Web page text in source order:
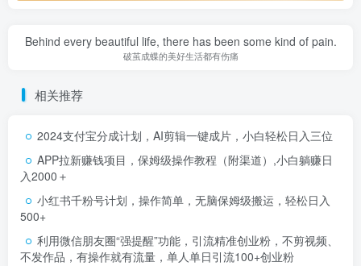
Behind every beautiful life, there has been some kind of pain.
破茧成蝶的美好生活都有伤痛
相关推荐
2024支付宝分成计划，AI剪辑一键成片，小白轻松日入三位
APP拉新赚钱项目，保姆级操作教程（附渠道）,小白躺赚日
入2000＋
小红书千粉号计划，操作简单，无脑保姆级搬运，轻松日入
500+
利用微信朋友圈“强提醒”功能，引流精准创业粉，不剪视频、
不发作品，有操作就有流量，单人单日引流100+创业粉